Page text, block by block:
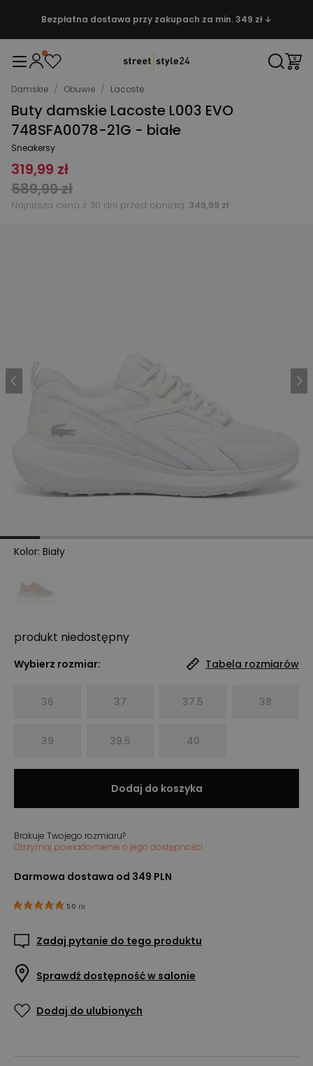
Bezpłatna dostawa przy zakupach za min. 349 zł ↓
Damskie / Obuwie / Lacoste
Buty damskie Lacoste L003 EVO
748SFA0078-21G - białe
Sneakersy
319,99 zł
589,99 zł
Najniższa cena z 30 dni przed obniżką: 349,99 zł
Kolor: Biały
produkt niedostępny
Wybierz rozmiar: Tabela rozmiarów
36 37 37.5 38
39 39.5 40
Dodaj do koszyka
Brakuje Twojego rozmiaru?
Otrzymaj powiadomienie o jego dostępności
Darmowa dostawa od 349 PLN
5.0 (1)
Zadaj pytanie do tego produktu
Sprawdź dostępność w salonie
Dodaj do ulubionych